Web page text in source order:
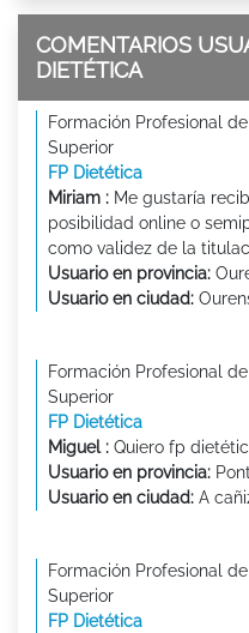
COMENTARIOS
DIETÉTICA
Formación Profesional
Superior
FP Dietética
Miriam : Me gustaría
posibilidad online o
como validez de la
Usuario en provincia:
Usuario en ciudad:
Formación Profesional
Superior
FP Dietética
Miguel : Quiero fp
Usuario en provincia:
Usuario en ciudad: A
Formación Profesional
Superior
FP Dietética